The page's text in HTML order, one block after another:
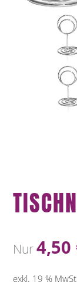
Nur4,50
exkl. 19 %